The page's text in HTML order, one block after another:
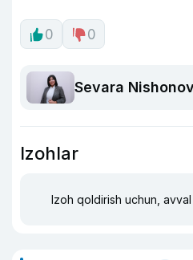
0 0
Sevara
Izohlar
Izoh qoldirish uchun, avval